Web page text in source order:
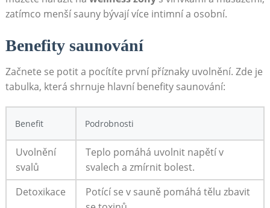
zatímco menší sauny bývají více intimní a osobní.
Benefity saunování
Začnete se potit a pocítíte první příznaky uvolnění. Zde je
tabulka, která shrnuje hlavní benefity saunování:
Benefit Podrobnosti
Uvolnění
svalů
Teplo pomáhá uvolnit napětí v
svalech a zmírnit bolest.
Detoxikace
Potící se v sauně pomáhá tělu zbavit